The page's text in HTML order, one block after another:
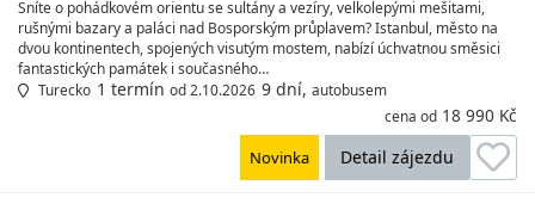
Sníte o pohádkovém orientu se sultány a vezíry, velkolepými mešitami,
rušnými bazary a paláci nad Bosporským průplavem? Istanbul, město na
dvou kontinentech, spojených visutým mostem, nabízí úchvatnou směsici
fantastických památek i současného…
Turecko 1 termín od 2.10.2026 9 dní, autobusem
cena od 18 990 Kč
Detail zájezdu
Novinka